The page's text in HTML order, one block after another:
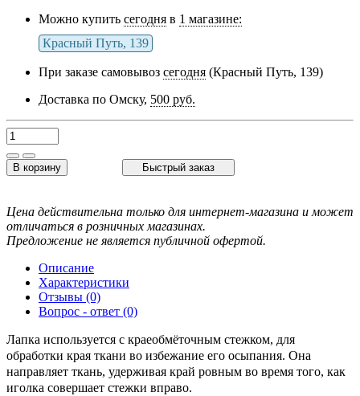
Можно купить сегодня в 1 магазине:
Красный Путь, 139
При заказе самовывоз сегодня (Красный Путь, 139)
Доставка по Омску, 500 руб.
В корзину Быстрый заказ
Цена действительна только для интернет-магазина и может
отличаться в розничных магазинах.
Предложение не является публичной офертой.
Описание
Характеристики
Отзывы (0)
Вопрос - ответ (0)
Лапка используется с краеобмёточным стежком, для
обработки края ткани во избежание его осыпания. Она
направляет ткань, удерживая край ровным во время того, как
иголка совершает стежки вправо.